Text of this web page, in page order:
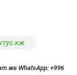
же WhatsApp: +996